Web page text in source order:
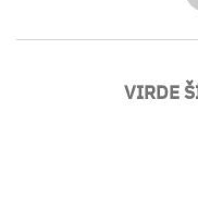
VIRDE